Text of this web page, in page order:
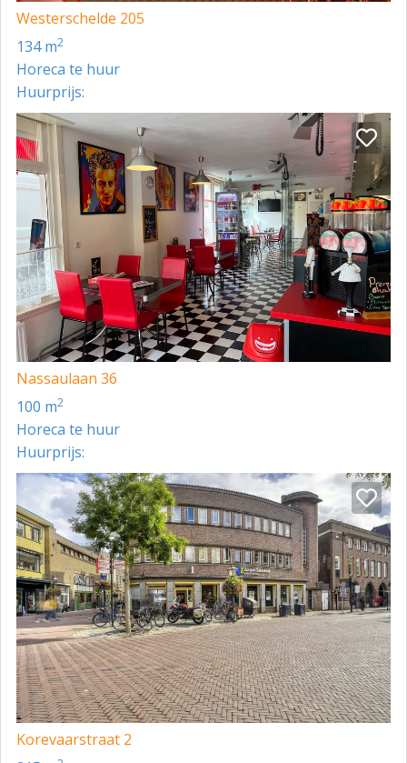
Westerschelde 205
134 m2
Horeca te huur
Huurprijs:
Nassaulaan 36
100 m2
Horeca te huur
Huurprijs:
Korevaarstraat 2